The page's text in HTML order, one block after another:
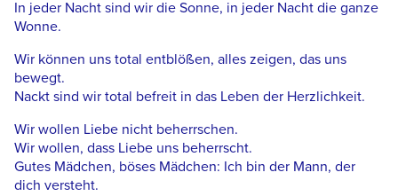
In jeder Nacht sind wir die Sonne, in jeder Nacht die ganze
Wonne.
Wir können uns total entblößen, alles zeigen, das uns
bewegt.
Nackt sind wir total befreit in das Leben der Herzlichkeit.
Wir wollen Liebe nicht beherrschen.
Wir wollen, dass Liebe uns beherrscht.
Gutes Mädchen, böses Mädchen: Ich bin der Mann, der
dich versteht.